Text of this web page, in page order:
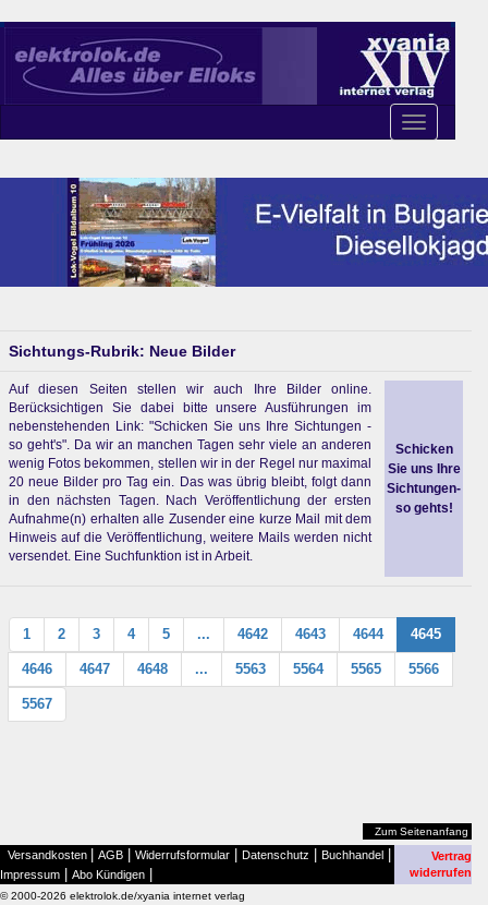
Toggle
navigation
Sichtungs-Rubrik: Neue Bilder
Auf diesen Seiten stellen wir auch Ihre Bilder online.
Berücksichtigen Sie dabei bitte unsere Ausführungen im
nebenstehenden Link: "Schicken Sie uns Ihre Sichtungen -
so geht's". Da wir an manchen Tagen sehr viele an anderen
wenig Fotos bekommen, stellen wir in der Regel nur maximal
20 neue Bilder pro Tag ein. Das was übrig bleibt, folgt dann
in den nächsten Tagen. Nach Veröffentlichung der ersten
Aufnahme(n) erhalten alle Zusender eine kurze Mail mit dem
Hinweis auf die Veröffentlichung, weitere Mails werden nicht
versendet. Eine Suchfunktion ist in Arbeit.
Schicken
Sie uns Ihre
Sichtungen-
so gehts!
1 2 3 4 5 ... 4642 4643 4644 4645
4646 4647 4648 ... 5563 5564 5565 5566
5567
Zum Seitenanfang
Versandkosten AGB Widerrufsformular Datenschutz Buchhandel
Impressum Abo Kündigen
Vertrag
widerrufen
© 2000-2026 elektrolok.de/xyania internet verlag